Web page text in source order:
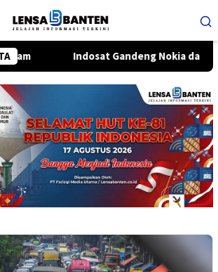
Indosat Gandeng Nokia dan NVIDIA